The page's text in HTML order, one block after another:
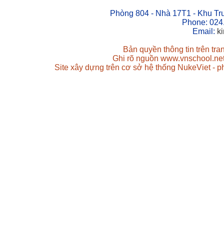
Phòng 804 - Nhà 17T1 - Khu
Phone:
Email:
Bản quyền thông tin trên
Ghi rõ nguồn
Site xây dựng trên cơ sở hệ thống NukeViet -